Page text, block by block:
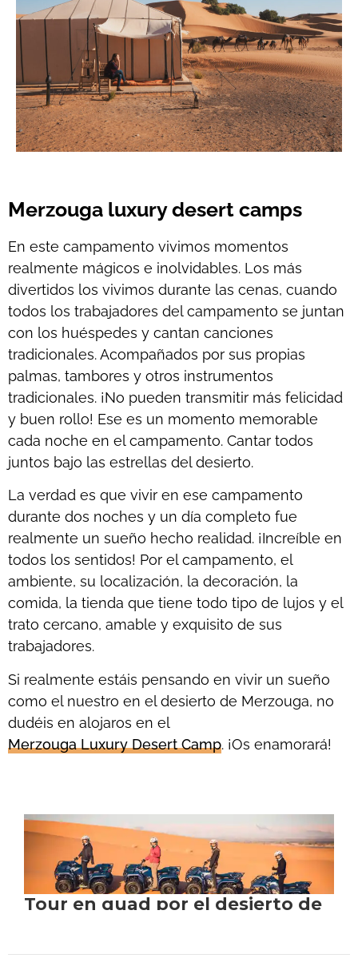
Merzouga luxury desert camps
En este campamento vivimos momentos
realmente mágicos e inolvidables. Los más
divertidos los vivimos durante las cenas, cuando
todos los trabajadores del campamento se juntan
con los huéspedes y cantan canciones
tradicionales. Acompañados por sus propias
palmas, tambores y otros instrumentos
tradicionales. ¡No pueden transmitir más felicidad
y buen rollo! Ese es un momento memorable
cada noche en el campamento. Cantar todos
juntos bajo las estrellas del desierto.
La verdad es que vivir en ese campamento
durante dos noches y un día completo fue
realmente un sueño hecho realidad. ¡Increíble en
todos los sentidos! Por el campamento, el
ambiente, su localización, la decoración, la
comida, la tienda que tiene todo tipo de lujos y el
trato cercano, amable y exquisito de sus
trabajadores.
Si realmente estáis pensando en vivir un sueño
como el nuestro en el desierto de Merzouga, no
dudéis en alojaros en el
Merzouga Luxury Desert Camp. ¡Os enamorará!